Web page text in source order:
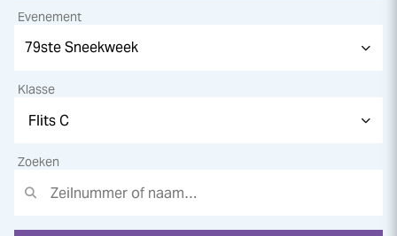
Evenement
Klasse
Zoeken